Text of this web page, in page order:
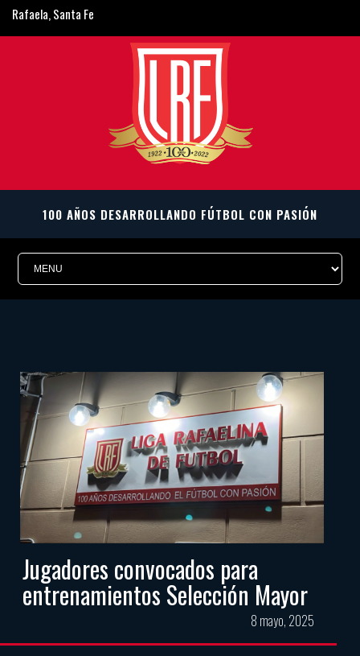
Rafaela, Santa Fe
ligarafaelina@gmail.com
Jugadores convocados para
entrenamientos Selección Mayor
8 mayo, 2025